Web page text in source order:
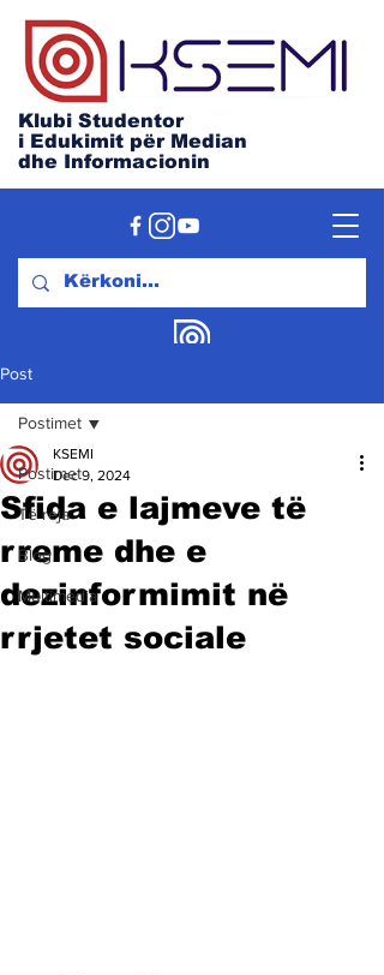
Klubi Studentor
i Edukimit për Median
dhe Informacionin
Post
Postimet
Të reja
Blog
Multimedia
Postimet
Sfida e lajmeve të
rreme dhe e
dezinformimit në
rrjetet sociale
KSEMI
Dec 9, 2024